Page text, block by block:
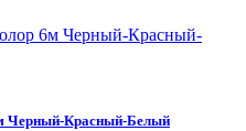
Черный-Красный-Белый